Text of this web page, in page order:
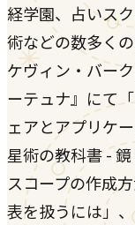
経学園、占いス
術などの数多く
ケヴィン・バー
ーテュナ』にて
ェアとアプリケ
星術の教科書 -
スコープの作成
表を扱うには」